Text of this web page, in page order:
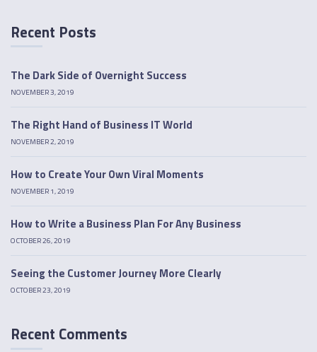
Recent Posts
The Dark Side of Overnight Success
NOVEMBER 3, 2019
The Right Hand of Business IT World
NOVEMBER 2, 2019
How to Create Your Own Viral Moments
NOVEMBER 1, 2019
How to Write a Business Plan For Any Business
OCTOBER 26, 2019
Seeing the Customer Journey More Clearly
OCTOBER 23, 2019
Recent Comments